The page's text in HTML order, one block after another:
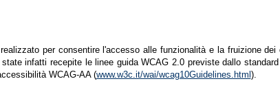
realizzato per consentire l'accesso alle funzionalità e la fruizione
infatti recepite le linee guida WCAG 2.0 previste dallo
WCAG-AA (www.w3c.it/wai/wcag10Guidelines.html ).